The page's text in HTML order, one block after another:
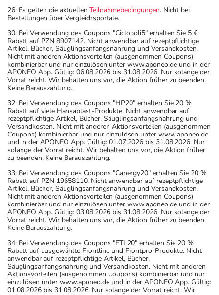
26: Es gelten die aktuellen Teilnahmebedingungen. Nicht bei
Bestellungen über Vergleichsportale.
30: Bei Verwendung des Coupons "Ciclopoli5" erhalten Sie 5 €
Rabatt auf PZN 8907142. Nicht anwendbar auf rezeptpflichtige
Artikel, Bücher, Säuglingsanfangsnahrung und Versandkosten.
Nicht mit anderen Aktionsvorteilen (ausgenommen Coupons)
kombinierbar und nur einzulösen unter www.aponeo.de und in der
APONEO App. Gültig: 06.08.2026 bis 31.08.2026. Nur solange der
Vorrat reicht. Wir behalten uns vor, die Aktion früher zu beenden.
Keine Barauszahlung.
32: Bei Verwendung des Coupons "HP20" erhalten Sie 20 %
Rabatt auf viele Hansaplast-Produkte. Nicht anwendbar auf
rezeptpflichtige Artikel, Bücher, Säuglingsanfangsnahrung und
Versandkosten. Nicht mit anderen Aktionsvorteilen (ausgenommen
Coupons) kombinierbar und nur einzulösen unter www.aponeo.de
und in der APONEO App. Gültig: 01.07.2026 bis 31.08.2026. Nur
solange der Vorrat reicht. Wir behalten uns vor, die Aktion früher
zu beenden. Keine Barauszahlung.
33: Bei Verwendung des Coupons "Canergy20" erhalten Sie 20 %
Rabatt auf PZN 19658110. Nicht anwendbar auf rezeptpflichtige
Artikel, Bücher, Säuglingsanfangsnahrung und Versandkosten.
Nicht mit anderen Aktionsvorteilen (ausgenommen Coupons)
kombinierbar und nur einzulösen unter www.aponeo.de und in der
APONEO App. Gültig: 03.08.2026 bis 31.08.2026. Nur solange der
Vorrat reicht. Wir behalten uns vor, die Aktion früher zu beenden.
Keine Barauszahlung.
34: Bei Verwendung des Coupons "FTL20" erhalten Sie 20 %
Rabatt auf ausgewählte Frontline und Frontpro-Produkte. Nicht
anwendbar auf rezeptpflichtige Artikel, Bücher,
Säuglingsanfangsnahrung und Versandkosten. Nicht mit anderen
Aktionsvorteilen (ausgenommen Coupons) kombinierbar und nur
einzulösen unter www.aponeo.de und in der APONEO App. Gültig:
01.08.2026 bis 31.08.2026. Nur solange der Vorrat reicht. Wir